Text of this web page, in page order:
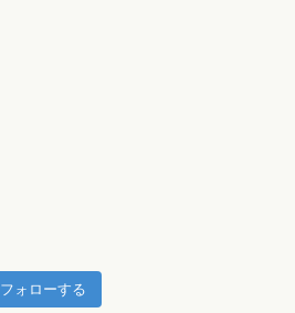
フォローする